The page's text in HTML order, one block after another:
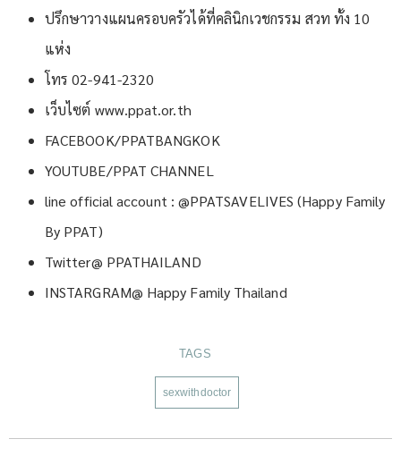
ปรึกษาวางแผนครอบครัวได้ที่คลินิกเวชกรรม สวท ทั้ง 10
แห่ง
โทร 02-941-2320
เว็บไซต์ www.ppat.or.th
FACEBOOK/PPATBANGKOK
YOUTUBE/PPAT CHANNEL
line official account : @PPATSAVELIVES (Happy Family
By PPAT)
Twitter@ PPATHAILAND
INSTARGRAM@ Happy Family Thailand
TAGS
sexwithdoctor